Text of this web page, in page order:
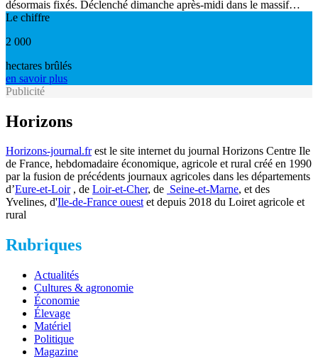
désormais fixés. Déclenché dimanche après-midi dans le massif…
Le chiffre
2 000
hectares brûlés
en savoir plus
Publicité
Horizons
Horizons-journal.frest le site internet du journal Horizons Centre Ile
de France, hebdomadaire économique, agricole et rural créé en 1990
par la fusion de précédents journaux agricoles dans les départements
d’Eure-et-Loir, de Loir-et-Cher, de Seine-et-Marne, et des
Yvelines, d'Ile-de-France ouestet depuis 2018 du Loiret agricole et
rural
Rubriques
Actualités
Cultures & agronomie
Économie
Élevage
Matériel
Politique
Magazine